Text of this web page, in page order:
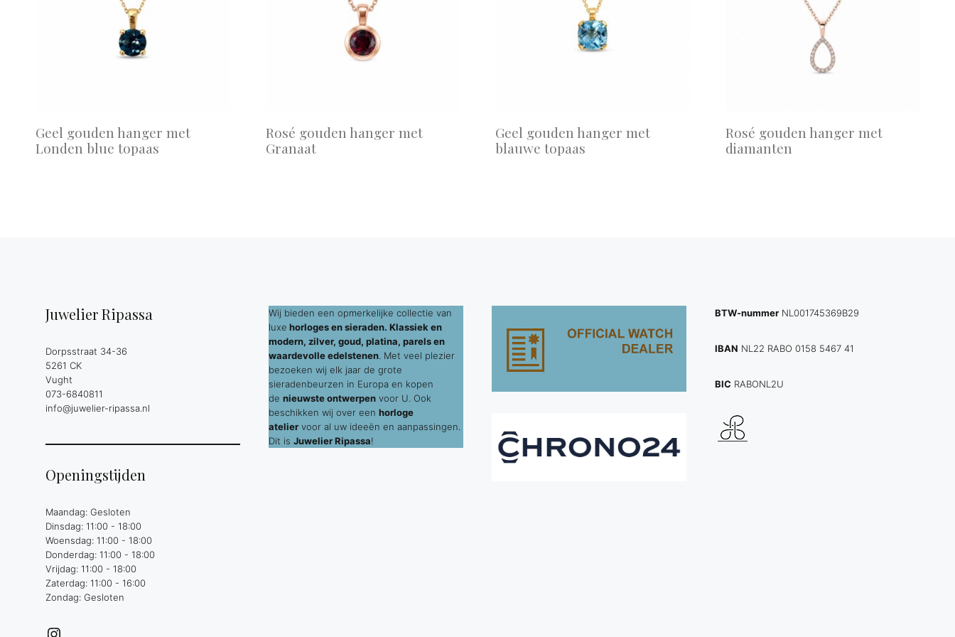
Geel gouden hanger met
Londen blue topaas
Rosé gouden hanger met
Granaat
Geel gouden hanger met
blauwe topaas
Rosé gouden hanger met
diamanten
Juwelier Ripassa
Dorpsstraat 34-36
5261 CK
Vught
073-6840811
info@juwelier-ripassa.nl
Openingstijden
Maandag: Gesloten
Dinsdag: 11:00 - 18:00
Woensdag: 11:00 - 18:00
Donderdag: 11:00 - 18:00
Vrijdag: 11:00 - 18:00
Zaterdag: 11:00 - 16:00
Zondag: Gesloten
Wij bieden een opmerkelijke collectie van
luxe horloges en sieraden. Klassiek en
modern, zilver, goud, platina, parels en
waardevolle edelstenen. Met veel plezier
bezoeken wij elk jaar de grote
sieradenbeurzen in Europa en kopen
de nieuwste ontwerpen voor U. Ook
beschikken wij over een horloge
atelier voor al uw ideeën en aanpassingen.
Dit is Juwelier Ripassa!
BTW-nummer NL001745369B29
IBAN NL22 RABO 0158 5467 41
BIC RABONL2U